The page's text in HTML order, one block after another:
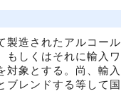
製造されたアルコール
もしくはそれに輸入ワ
対象とする。尚、輸入
ブレンドする等して国